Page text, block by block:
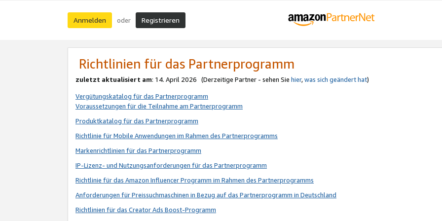
Anmelden oder Registrieren
Richtlinien für das Partnerprogramm
zuletzt aktualisiert am: 14. April 2026 (Derzeitige Partner - sehen Sie hier,was sich geändert hat)
Vergütungskatalog für das Partnerprogramm
Voraussetzungen für die Teilnahme am Partnerprogramm
Produktkatalog für das Partnerprogramm
Richtlinie für Mobile Anwendungen im Rahmen des Partnerprogramms
Markenrichtlinien für das Partnerprogramm
IP-Lizenz- und Nutzungsanforderungen für das Partnerprogramm
Richtlinie für das Amazon Influencer Programm im Rahmen des Partnerprogramms
Anforderungen für Preissuchmaschinen in Bezug auf das Partnerprogramm in Deutschland
Richtlinien für das Creator Ads Boost-Programm